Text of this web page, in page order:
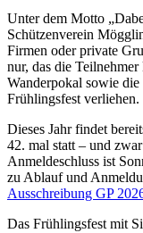
Unter dem Motto
Schützenverein
Firmen oder private
nur, das die
Wanderpokal sowie die
Frühlingsfest verliehen.
Dieses Jahr findet
42. mal statt – und
Anmeldeschluss ist
zu Ablauf und
Ausschreibung GP
Das Frühlingsfest mit